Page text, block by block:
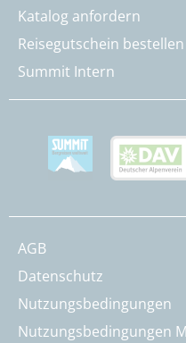
Katalog anfordern
Reisegutschein bestellen
Summit Intern
AGB
Datenschutz
Nutzungsbedingungen
Nutzungsbedingungen